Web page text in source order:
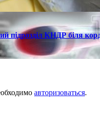
підрозділ КНДР біля
авторизоваться.